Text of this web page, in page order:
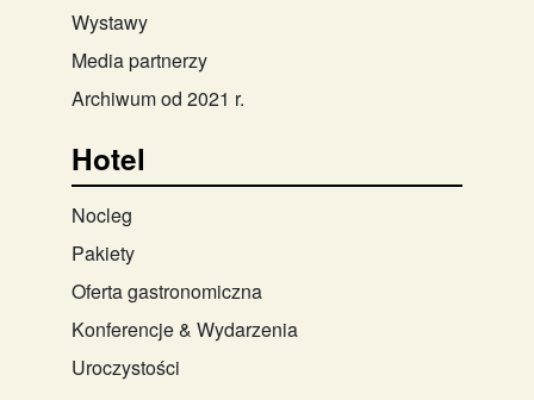
Wystawy
Media partnerzy
Archiwum od 2021 r.
Hotel
Nocleg
Pakiety
Oferta gastronomiczna
Konferencje & Wydarzenia
Uroczystości